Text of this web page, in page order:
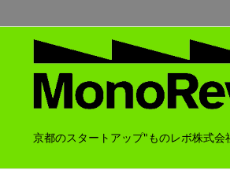
京都のスタートアップ"ものレボ株式